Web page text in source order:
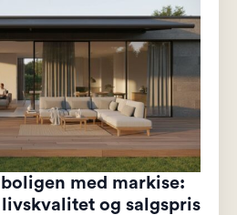
med markise:
og salgspris